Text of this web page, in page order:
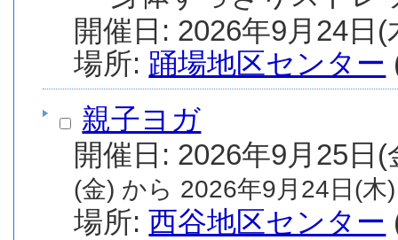
場所: 踊場地区センター
親子ヨガ
(金) から 2026年9月24日(木
場所:西谷地区センター